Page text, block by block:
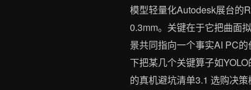
模型轻量化Autodesk展台的
0.3mm。关键在于它把曲面
景共同指向一个事实AI PC
下把某几个关键算子如
的真机避坑清单3.1 选购决